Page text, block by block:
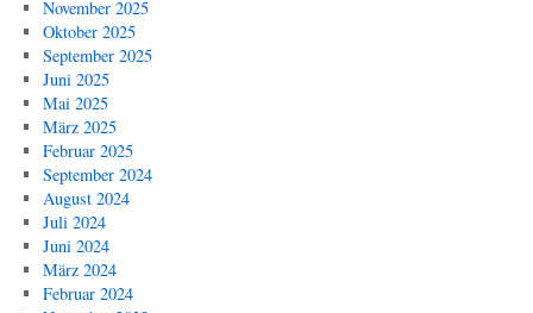
November 2025
Oktober 2025
September 2025
Juni 2025
Mai 2025
März 2025
Februar 2025
September 2024
August 2024
Juli 2024
Juni 2024
März 2024
Februar 2024